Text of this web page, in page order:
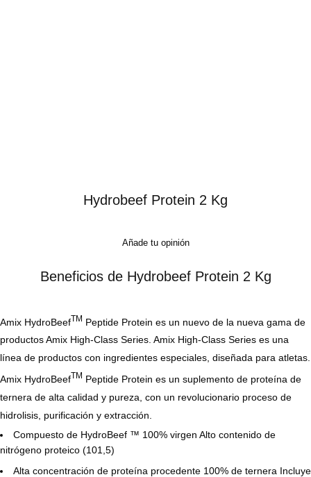
Hydrobeef Protein 2 Kg
Añade tu opinión
Beneficios de Hydrobeef Protein 2 Kg
Amix HydroBeefTM Peptide Protein es un nuevo de la nueva gama de
productos Amix High-Class Series. Amix High-Class Series es una
línea de productos con ingredientes especiales, diseñada para atletas.
Amix HydroBeefTM Peptide Protein es un suplemento de proteína de
ternera de alta calidad y pureza, con un revolucionario proceso de
hidrolisis, purificación y extracción.
Compuesto de HydroBeef ™ 100% virgen Alto contenido de
nitrógeno proteico (101,5)
Alta concentración de proteína procedente 100% de ternera Incluye